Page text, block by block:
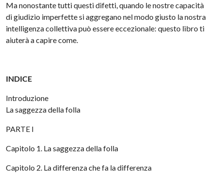
Ma nonostante tutti questi difetti, quando le nostre capacità
di giudizio imperfette si aggregano nel modo giusto la nostra
intelligenza collettiva può essere eccezionale: questo libro ti
aiuterà a capire come.
INDICE
Introduzione
La saggezza della folla
PARTE I
Capitolo 1. La saggezza della folla
Capitolo 2. La differenza che fa la differenza